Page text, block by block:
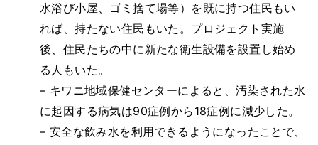
水浴び小屋、ゴミ捨て場等）を既に持つ住民もい
れば、持たない住民もいた。プロジェクト実施
後、住民たちの中に新たな衛生設備を設置し始め
る人もいた。
– キワニ地域保健センターによると、汚染された水
に起因する病気は90症例から18症例に減少した。
– 安全な飲み水を利用できるようになったことで、